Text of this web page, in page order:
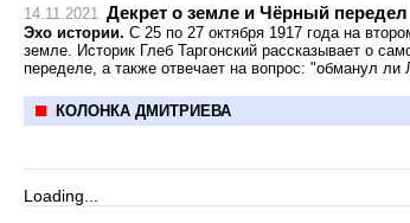
14.11.2021 Декрет о земле и Чёрный передел
Эхо истории. С 25 по 27 октября 1917 года на
земле. Историк Глеб Таргонский рассказывает о
переделе, а также отвечает на вопрос: "обманул ли
КОЛОНКА ДМИТРИЕВА
Loading...